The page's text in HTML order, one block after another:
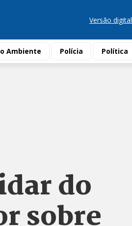
Versão digital
Ambiente Polícia Política
do